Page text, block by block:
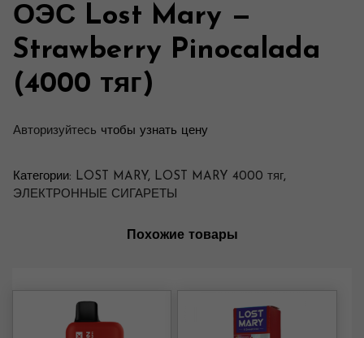
ОЭС Lost Mary —
Strawberry Pinocalada
(4000 тяг)
Авторизуйтесь чтобы узнать цену
Категории: LOST MARY, LOST MARY 4000 тяг,
ЭЛЕКТРОННЫЕ СИГАРЕТЫ
Похожие товары